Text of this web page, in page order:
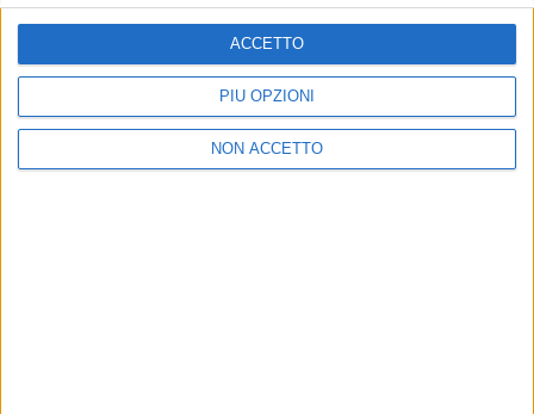
PIÙ OPZIONI
NON ACCETTO
ACCETTO
ISCRIVITI
Dichiaro di aver letto e compreso l'informativa sulla privacy e
di dare il mio consenso alla ricezione di promozioni commerciali